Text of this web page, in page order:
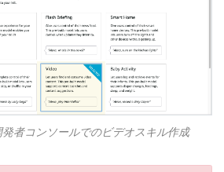
発者コンソールでのビデオスキル作成